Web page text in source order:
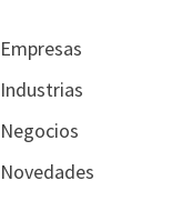
Empresas
Industrias
Negocios
Novedades